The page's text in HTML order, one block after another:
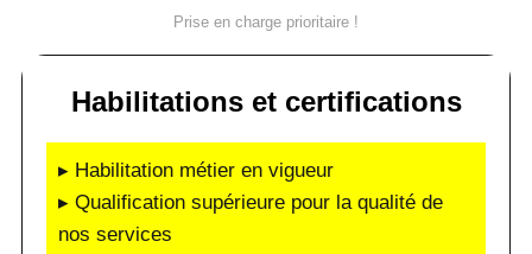
Prise en charge prioritaire !
Habilitations et certifications
▸ Habilitation métier en vigueur
▸ Qualification supérieure pour la qualité de
nos services